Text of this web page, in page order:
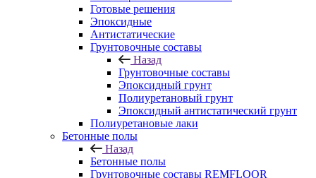
Готовые решения
Эпоксидные
Антистатические
Грунтовочные составы
Назад
Грунтовочные составы
Эпоксидный грунт
Полиуретановый грунт
Эпоксидный антистатический грунт
Полиуретановые лаки
Бетонные полы
Назад
Бетонные полы
Грунтовочные составы REMFLOOR